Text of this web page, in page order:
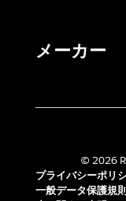
メーカー
© 2026
プライバシーポリ
一般データ保護規則